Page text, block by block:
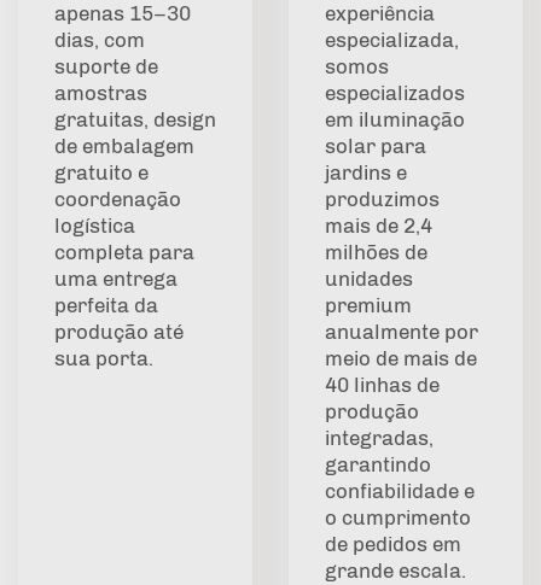
apenas 15–30
dias, com
suporte de
amostras
gratuitas, design
de embalagem
gratuito e
coordenação
logística
completa para
uma entrega
perfeita da
produção até
sua porta.
experiência
especializada,
somos
especializados
em iluminação
solar para
jardins e
produzimos
mais de 2,4
milhões de
unidades
premium
anualmente por
meio de mais de
40 linhas de
produção
integradas,
garantindo
confiabilidade e
o cumprimento
de pedidos em
grande escala.